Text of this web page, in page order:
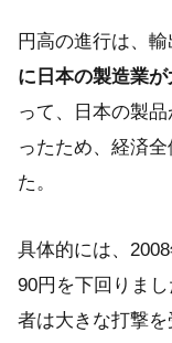
円高の進行は、
に日本の製造業が
って、日本の製
ったため、経済
た。
具体的には、
90円を下回りま
者は大きな打撃